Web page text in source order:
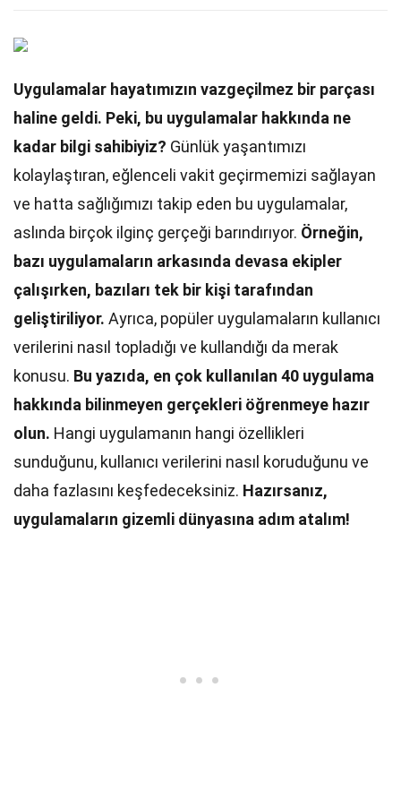
Uygulamalar hayatımızın vazgeçilmez bir parçası
haline geldi. Peki, bu uygulamalar hakkında ne
kadar bilgi sahibiyiz? Günlük yaşantımızı
kolaylaştıran, eğlenceli vakit geçirmemizi sağlayan
ve hatta sağlığımızı takip eden bu uygulamalar,
aslında birçok ilginç gerçeği barındırıyor. Örneğin,
bazı uygulamaların arkasında devasa ekipler
çalışırken, bazıları tek bir kişi tarafından
geliştiriliyor. Ayrıca, popüler uygulamaların kullanıcı
verilerini nasıl topladığı ve kullandığı da merak
konusu. Bu yazıda, en çok kullanılan 40 uygulama
hakkında bilinmeyen gerçekleri öğrenmeye hazır
olun. Hangi uygulamanın hangi özellikleri
sunduğunu, kullanıcı verilerini nasıl koruduğunu ve
daha fazlasını keşfedeceksiniz. Hazırsanız,
uygulamaların gizemli dünyasına adım atalım!